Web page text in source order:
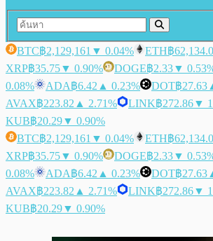
BTC฿2,129,161 ▼ 0.04% ETH฿
XRP฿35.75▼ 0.90% DOGE฿2.33▼
0.08%
ADA฿6.42 ▲ 0.23% DOT฿27.63
AVAX฿223.82 ▲ 2.71% LINK฿272.86▼
KUB฿20.29▼ 0.90%
BTC฿2,129,161 ▼ 0.04% ETH฿
XRP฿35.75▼ 0.90% DOGE฿2.33▼
0.08%
ADA฿6.42 ▲ 0.23% DOT฿27.63
AVAX฿223.82 ▲ 2.71% LINK฿272.86▼
KUB฿20.29▼ 0.90%